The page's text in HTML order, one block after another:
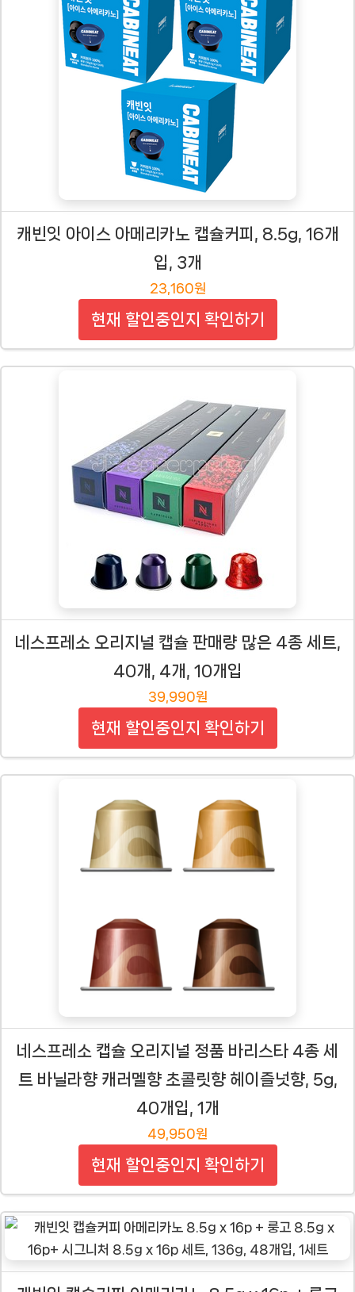
캐빈잇 아이스 아메리카노 캡슐커피, 8.5g, 16개
입, 3개
23,160원
현재 할인중인지 확인하기
네스프레소 오리지널 캡슐 판매량 많은 4종 세트,
40개, 4개, 10개입
39,990원
현재 할인중인지 확인하기
네스프레소 캡슐 오리지널 정품 바리스타 4종 세
트 바닐라향 캐러멜향 초콜릿향 헤이즐넛향, 5g,
40개입, 1개
49,950원
현재 할인중인지 확인하기